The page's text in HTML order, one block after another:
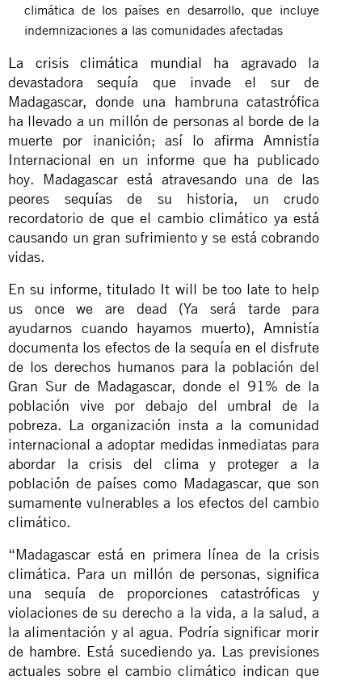
climática de los países en desarrollo, que incluye
indemnizaciones a las comunidades afectadas
La crisis climática mundial ha agravado la
devastadora sequía que invade el sur de
Madagascar, donde una hambruna catastrófica
ha llevado a un millón de personas al borde de la
muerte por inanición; así lo afirma Amnistía
Internacional en un informe que ha publicado
hoy. Madagascar está atravesando una de las
peores sequías de su historia, un crudo
recordatorio de que el cambio climático ya está
causando un gran sufrimiento y se está cobrando
vidas.
En su informe, titulado It will be too late to help
us once we are dead (Ya será tarde para
ayudarnos cuando hayamos muerto), Amnistía
documenta los efectos de la sequía en el disfrute
de los derechos humanos para la población del
Gran Sur de Madagascar, donde el 91% de la
población vive por debajo del umbral de la
pobreza. La organización insta a la comunidad
internacional a adoptar medidas inmediatas para
abordar la crisis del clima y proteger a la
población de países como Madagascar, que son
sumamente vulnerables a los efectos del cambio
climático.
“Madagascar está en primera línea de la crisis
climática. Para un millón de personas, significa
una sequía de proporciones catastróficas y
violaciones de su derecho a la vida, a la salud, a
la alimentación y al agua. Podría significar morir
de hambre. Está sucediendo ya. Las previsiones
actuales sobre el cambio climático indican que